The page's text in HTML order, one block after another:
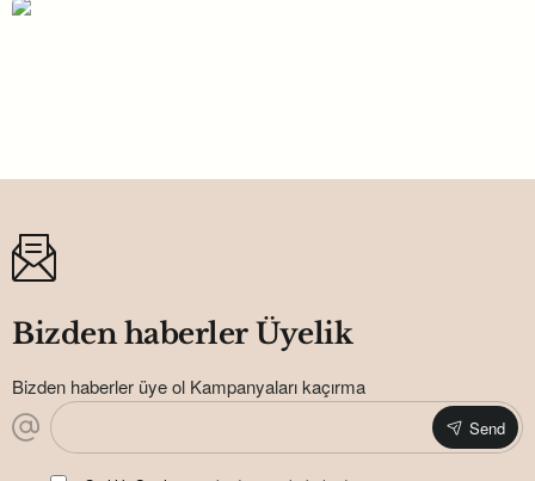
Bizden haberler Üyelik
Bizden haberler üye ol Kampanyaları kaçırma
Send